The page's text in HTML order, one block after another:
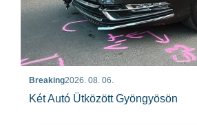
Breaking2026. 08. 06.
Két Autó Ütközött Gyöngyösön